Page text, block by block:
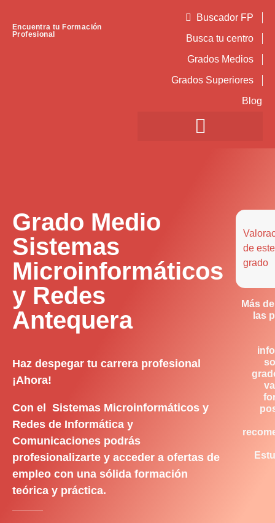
Encuentra tu Formación
Profesional
Buscador FP
Busca tu centro
Grados Medios
Grados Superiores
Blog
Grado Medio
Sistemas
Microinformáticos
y Redes
Antequera
Haz despegar tu carrera profesional
¡Ahora!
Con el Sistemas Microinformáticos y
Redes de Informática y
Comunicaciones podrás
profesionalizarte y acceder a ofertas de
empleo con una sólida formación
teórica y práctica.
de este
grado
Más
las